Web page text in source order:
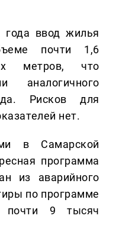
года ввод жилья
почти 1,6
метров, что
аналогичного
Рисков для
нет.
в Самарской
программа
из аварийного
по программе
почти 9 тысяч